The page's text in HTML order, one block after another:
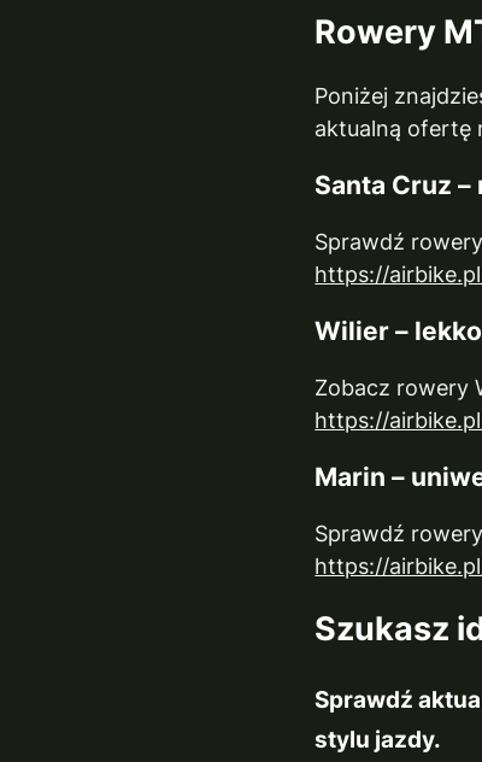
Rowery
Poniżej
aktualną ofertę
Santa Cruz
Sprawdź
https://
Wilier –
Zobacz rowery
https://
Marin –
Sprawdź
https://
Szukasz
Sprawdź
stylu jazdy.